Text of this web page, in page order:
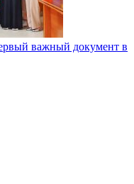
важный документ в